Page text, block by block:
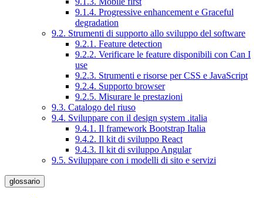
9.1.4. Progressive enhancement e Graceful
degradation
9.2. Strumenti di supporto allo sviluppo del software
9.2.1. Feature detection
9.2.2. Verificare le feature disponibili con Can I
use
9.2.3. Strumenti e risorse per CSS e JavaScript
9.2.4. Supporto browser
9.2.5. Misurare le prestazioni
9.3. Catalogo del riuso
9.4. Sviluppare con il design system .italia
9.4.1. Il framework Bootstrap Italia
9.4.2. Il kit di sviluppo React
9.4.3. Il kit di sviluppo Angular
9.5. Sviluppare con i modelli di sito e servizi
glossario